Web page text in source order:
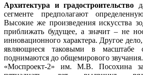
Архитектура и градостроительство
сегменте предполагают
Высокие же произведения искусства
приближать будущее, а значит – не
инновационного характера. Другое
являющиеся таковыми в масштабе
поднимаются до общемирового звучания.
«Моспроект-2» им. М.В. Посохина за